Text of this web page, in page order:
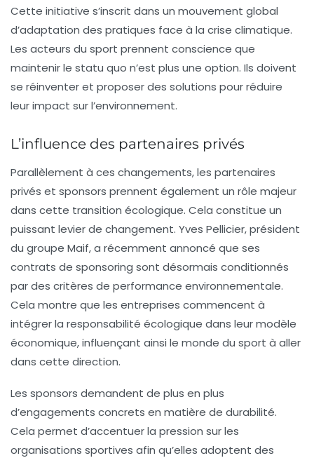
Cette initiative s’inscrit dans un mouvement global
d’adaptation des pratiques face à la crise climatique.
Les acteurs du sport prennent conscience que
maintenir le statu quo n’est plus une option. Ils doivent
se réinventer et proposer des solutions pour réduire
leur impact sur l’environnement.
L’influence des partenaires privés
Parallèlement à ces changements, les partenaires
privés et sponsors prennent également un rôle majeur
dans cette transition écologique. Cela constitue un
puissant levier de changement. Yves Pellicier, président
du groupe Maif, a récemment annoncé que ses
contrats de sponsoring sont désormais conditionnés
par des critères de performance environnementale.
Cela montre que les entreprises commencent à
intégrer la responsabilité écologique dans leur modèle
économique, influençant ainsi le monde du sport à aller
dans cette direction.
Les sponsors demandent de plus en plus
d’engagements concrets en matière de durabilité.
Cela permet d’accentuer la pression sur les
organisations sportives afin qu’elles adoptent des